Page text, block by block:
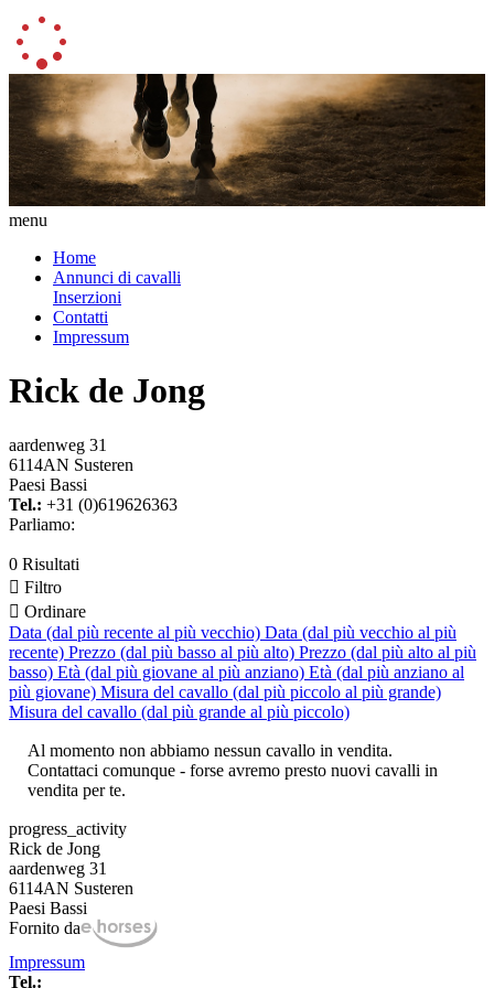
menu
Home
Annunci di cavalli
Inserzioni
Contatti
Impressum
Rick de Jong
aardenweg 31
6114AN Susteren
Paesi Bassi
Tel.: +31 (0)619626363
Parliamo:
0 Risultati
 Filtro
 Ordinare
Data (dal più recente al più vecchio) Data (dal più vecchio al più
recente) Prezzo (dal più basso al più alto) Prezzo (dal più alto al più
basso) Età (dal più giovane al più anziano) Età (dal più anziano al
più giovane) Misura del cavallo (dal più piccolo al più grande)
Misura del cavallo (dal più grande al più piccolo)
Al momento non abbiamo nessun cavallo in vendita.
Contattaci comunque - forse avremo presto nuovi cavalli in
vendita per te.
progress_activity
Rick de Jong
aardenweg 31
6114AN Susteren
Paesi Bassi
Fornito da
Impressum
Tel.: